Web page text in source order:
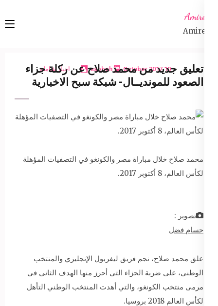
content
Amireta
Amireta
10 October 2017
sabbeh اخبار شاملة
تعليق جديد من محمد صلاح عن ركلة جزاء
الصعود للمونديــال- شبكة سبح الاخبارية
محمد صلاح خلال مباراة مصر والكونغو في التصفيات المؤهلة
لكأس العالم، 8 أكتوبر 2017.
تصوير :
حسام فضل
علق محمد صلاح، نجم فريق ليفربول الإنجليزي والمنتخب
الوطني، على ضربة الجزاء التي أحرز منها الهدف الثاني في
مرمى منتخب الكونغو، والتي أهدت المنتخب الوطني التأهل
لكأس العالم 2018 بروسيا.